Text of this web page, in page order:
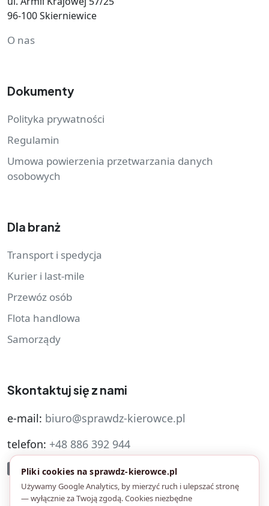
96-100 Skierniewice
O nas
Dokumenty
Polityka prywatności
Regulamin
Umowa powierzenia przetwarzania danych
osobowych
Dla branż
Transport i spedycja
Kurier i last-mile
Przewóz osób
Flota handlowa
Samorządy
Skontaktuj się z nami
e-mail: biuro@sprawdz-kierowce.pl
telefon: +48 886 392 944
Pliki cookies na sprawdz-kierowce.pl
Używamy Google Analytics, by mierzyć ruch i ulepszać stronę
— wyłącznie za Twoją zgodą. Cookies niezbędne